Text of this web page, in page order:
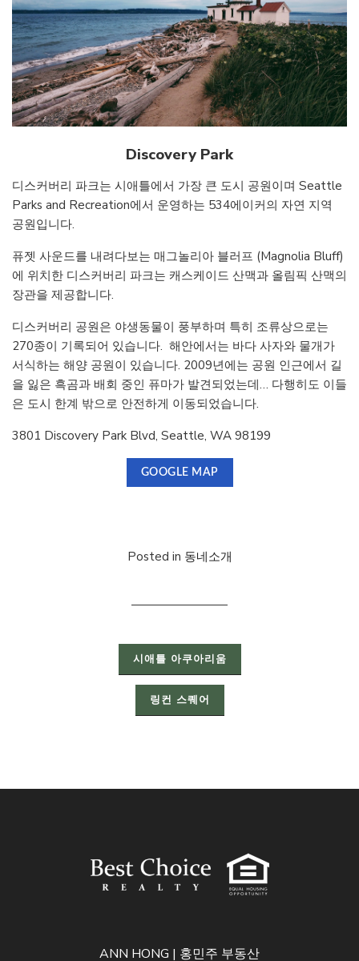
Discovery Park
디스커버리 파크는 시애틀에서 가장 큰 도시 공원이며 Seattle
Parks and Recreation에서 운영하는 534에이커의 자연 지역
공원입니다.
퓨젯 사운드를 내려다보는 매그놀리아 블러프 (Magnolia Bluff)
에 위치한 디스커버리 파크는 캐스케이드 산맥과 올림픽 산맥의
장관을 제공합니다.
디스커버리 공원은 야생동물이 풍부하며 특히 조류상으로는
270종이 기록되어 있습니다. 해안에서는 바다 사자와 물개가
서식하는 해양 공원이 있습니다. 2009년에는 공원 인근에서 길
을 잃은 흑곰과 배회 중인 퓨마가 발견되었는데… 다행히도 이들
은 도시 한계 밖으로 안전하게 이동되었습니다.
3801 Discovery Park Blvd, Seattle, WA 98199
GOOGLE MAP
Posted in 동네소개
시애틀 아쿠아리움
링컨 스퀘어
ANN HONG | 홍민주 부동산